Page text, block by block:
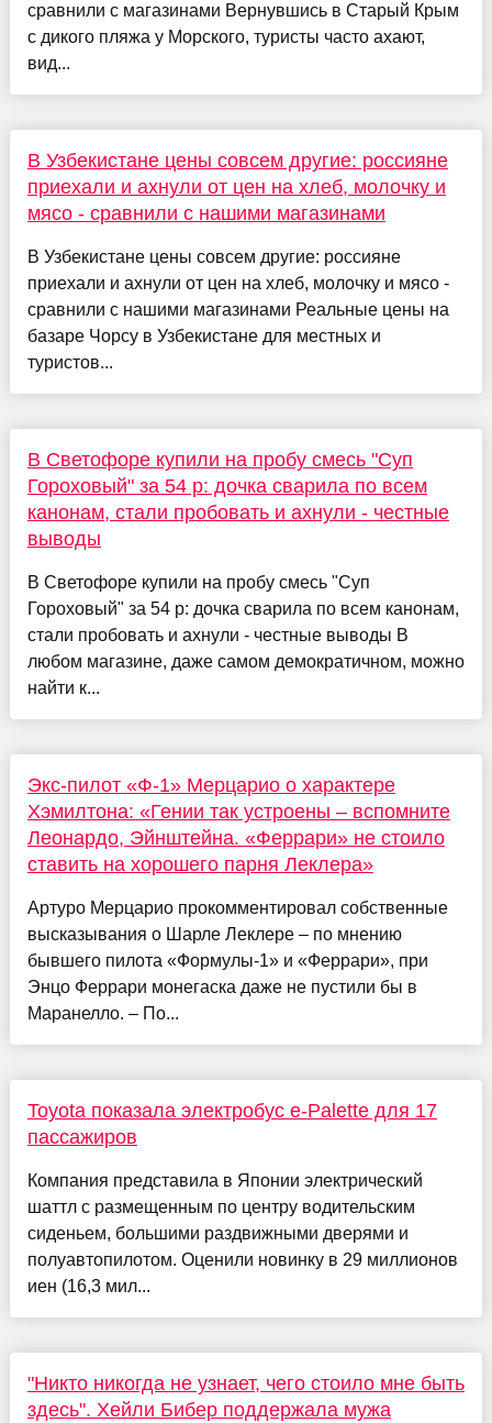
сравнили с магазинами Вернувшись в Старый Крым
с дикого пляжа у Морского, туристы часто ахают,
вид...
В Узбекистане цены совсем другие: россияне
приехали и ахнули от цен на хлеб, молочку и
мясо - сравнили с нашими магазинами
В Узбекистане цены совсем другие: россияне
приехали и ахнули от цен на хлеб, молочку и мясо -
сравнили с нашими магазинами Реальные цены на
базаре Чорсу в Узбекистане для местных и
туристов...
В Светофоре купили на пробу смесь "Суп
Гороховый" за 54 р: дочка сварила по всем
канонам, стали пробовать и ахнули - честные
выводы
В Светофоре купили на пробу смесь "Суп
Гороховый" за 54 р: дочка сварила по всем канонам,
стали пробовать и ахнули - честные выводы В
любом магазине, даже самом демократичном, можно
найти к...
Экс-пилот «Ф-1» Мерцарио о характере
Хэмилтона: «Гении так устроены – вспомните
Леонардо, Эйнштейна. «Феррари» не стоило
ставить на хорошего парня Леклера»
Артуро Мерцарио прокомментировал собственные
высказывания о Шарле Леклере – по мнению
бывшего пилота «Формулы-1» и «Феррари», при
Энцо Феррари монегаска даже не пустили бы в
Маранелло. – По...
Toyota показала электробус e-Palette для 17
пассажиров
Компания представила в Японии электрический
шаттл с размещенным по центру водительским
сиденьем, большими раздвижными дверями и
полуавтопилотом. Оценили новинку в 29 миллионов
иен (16,3 мил...
"Никто никогда не узнает, чего стоило мне быть
здесь". Хейли Бибер поддержала мужа